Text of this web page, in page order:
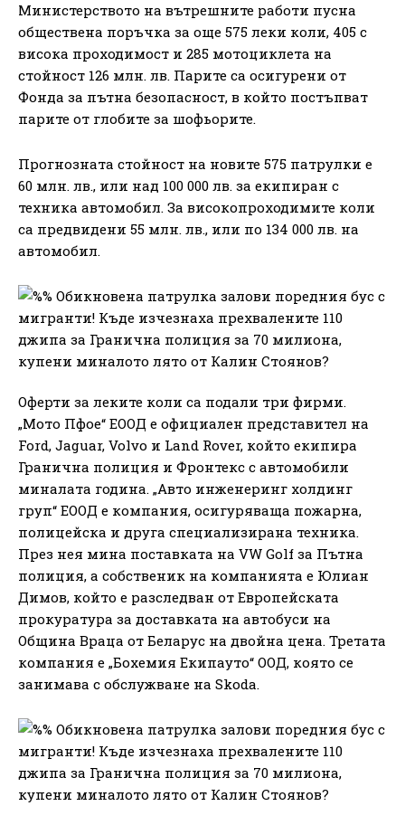
Министерството на вътрешните работи пусна
обществена поръчка за още 575 леки коли, 405 с
висока проходимост и 285 мотоциклета на
стойност 126 млн. лв. Парите са осигурени от
Фонда за пътна безопасност, в който постъпват
парите от глобите за шофьорите.
Прогнозната стойност на новите 575 патрулки е
60 млн. лв., или над 100 000 лв. за екипиран с
техника автомобил. За високопроходимите коли
са предвидени 55 млн. лв., или по 134 000 лв. на
автомобил.
Оферти за леките коли са подали три фирми.
„Мото Пфое“ ЕООД е официален представител на
Ford, Jaguar, Volvo и Land Rover, който екипира
Гранична полиция и Фронтекс с автомобили
миналата година. „Авто инженеринг холдинг
груп“ ЕООД е компания, осигуряваща пожарна,
полицейска и друга специализирана техника.
През нея мина поставката на VW Golf за Пътна
полиция, а собственик на компанията е Юлиан
Димов, който е разследван от Европейската
прокуратура за доставката на автобуси на
Община Враца от Беларус на двойна цена. Третата
компания е „Бохемия Екипауто“ ООД, която се
занимава с обслужване на Skoda.